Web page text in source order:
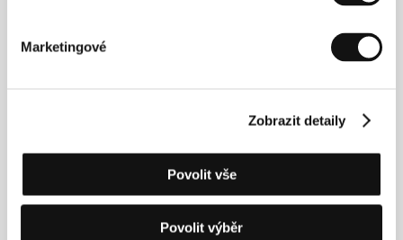
Marketingové
Zobrazit detaily
Povolit vše
Povolit výběr
Českého rozhlasu
Nadační fond Kapka naděje
Centrum Paraple
Pomozte dětem
Amnesty International
Nadace Taťány Kuchařové - Krása pomoci